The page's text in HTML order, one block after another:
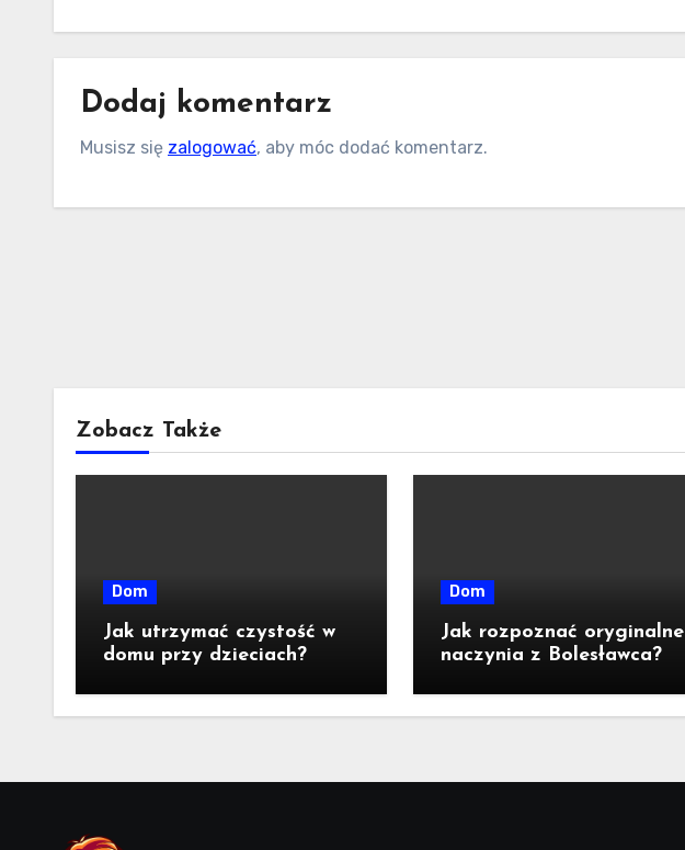
Dodaj komentarz
Musisz się zalogować, aby móc dodać komentarz.
Zobacz Także
Dom
Jak utrzymać czystość w
domu przy dzieciach?
Dom
Jak rozpoznać oryginalne
naczynia z Bolesławca?